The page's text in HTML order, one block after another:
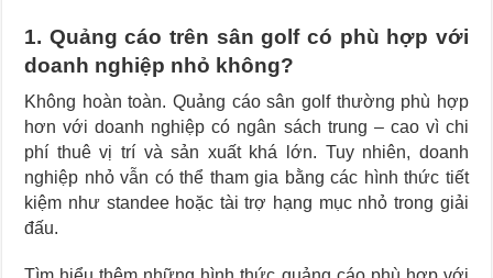
1. Quảng cáo trên sân golf có phù hợp với
doanh nghiệp nhỏ không?
Không hoàn toàn. Quảng cáo sân golf thường phù hợp
hơn với doanh nghiệp có ngân sách trung – cao vì chi
phí thuê vị trí và sản xuất khá lớn. Tuy nhiên, doanh
nghiệp nhỏ vẫn có thể tham gia bằng các hình thức tiết
kiệm như standee hoặc tài trợ hạng mục nhỏ trong giải
đấu.